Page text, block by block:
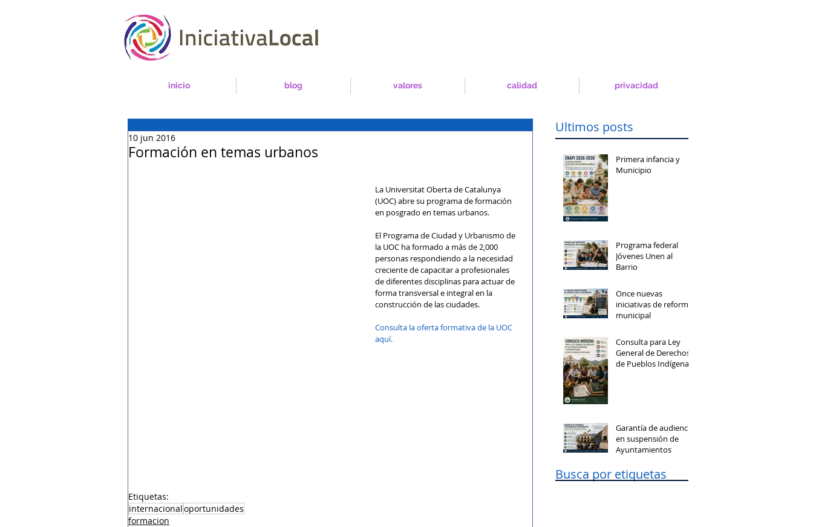
inicio blog valores calidad privacidad
Formación en temas urbanos
10 jun 2016
La Universitat Oberta de Catalunya
(UOC) abre su programa de formación
en posgrado en temas urbanos.
El Programa de Ciudad y Urbanismo de
la UOC ha formado a más de 2,000
personas respondiendo a la necesidad
creciente de capacitar a profesionales
de diferentes disciplinas para actuar de
forma transversal e integral en la
construcción de las ciudades.
Consulta la oferta formativa de la UOC
aquí.
Etiquetas:
internacionaloportunidades
formacion
Ultimos posts
Primera infancia y
Municipio
Programa federal
Jóvenes Unen al
Barrio
Once nuevas
iniciativas de reforma
municipal
Consulta para Ley
General de Derechos
de Pueblos Indígenas
Garantía de audiencia
en suspensión de
Ayuntamientos
Busca por etiquetas